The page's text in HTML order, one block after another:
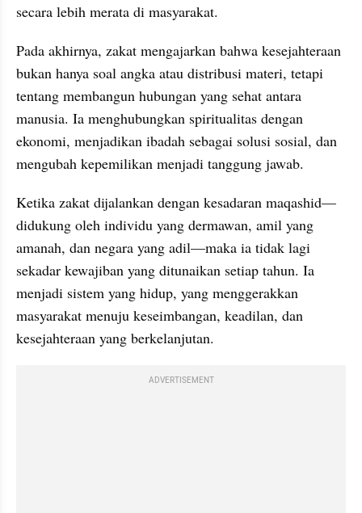
secara lebih merata di masyarakat.
Pada akhirnya, zakat mengajarkan bahwa kesejahteraan
bukan hanya soal angka atau distribusi materi, tetapi
tentang membangun hubungan yang sehat antara
manusia. Ia menghubungkan spiritualitas dengan
ekonomi, menjadikan ibadah sebagai solusi sosial, dan
mengubah kepemilikan menjadi tanggung jawab.
Ketika zakat dijalankan dengan kesadaran maqashid—
didukung oleh individu yang dermawan, amil yang
amanah, dan negara yang adil—maka ia tidak lagi
sekadar kewajiban yang ditunaikan setiap tahun. Ia
menjadi sistem yang hidup, yang menggerakkan
masyarakat menuju keseimbangan, keadilan, dan
kesejahteraan yang berkelanjutan.
ADVERTISEMENT